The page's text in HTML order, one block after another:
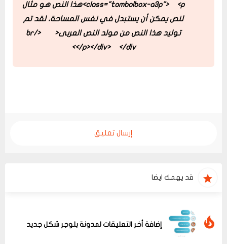
class="tombolbox-a3p"><p>هذا النص هو مثال
لنص يمكن أن يستبدل في نفس المساحة، لقد تم
توليد هذا النص من مولد النص العربى<br/>
</p></div></div>
إرسال تعليق
قد يهمك ايضا
إضافة أخر التعليقات لمدونة بلوجر شكل جديد